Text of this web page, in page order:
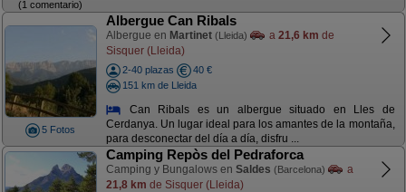
(1 comentario)
5 Fotos
Albergue Can Ribals
Albergue en Martinet (Lleida) a 21,6 km de
Sisquer (Lleida)
2-40 plazas
40 €
151 km de Lleida
Can Ribals es un albergue situado en Lles de
Cerdanya. Un lugar ideal para los amantes de la montaña,
para desconectar del día a día, disfru ...
Camping Repòs del Pedraforca
Camping y Bungalows en Saldes (Barcelona)
a
21,8 km de Sisquer (Lleida)